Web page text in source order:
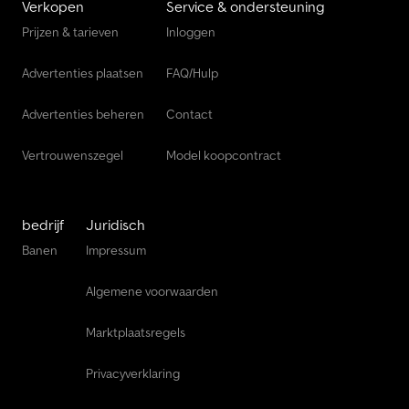
Verkopen
Prijzen & tarieven
Advertenties plaatsen
Advertenties beheren
Vertrouwenszegel
Service & ondersteuning
Inloggen
FAQ/Hulp
Contact
Model koopcontract
bedrijf
Banen
Juridisch
Impressum
Algemene voorwaarden
Marktplaatsregels
Privacyverklaring